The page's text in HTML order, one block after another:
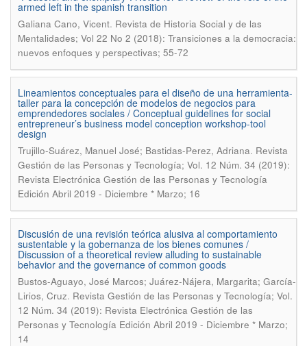
armed left in the spanish transition
Galiana Cano, Vicent. Revista de Historia Social y de las
Mentalidades; Vol 22 No 2 (2018): Transiciones a la democracia:
nuevos enfoques y perspectivas; 55-72
Lineamientos conceptuales para el diseño de una herramienta-
taller para la concepción de modelos de negocios para
emprendedores sociales / Conceptual guidelines for social
entrepreneur’s business model conception workshop-tool
design
Trujillo-Suárez, Manuel José; Bastidas-Perez, Adriana. Revista
Gestión de las Personas y Tecnología; Vol. 12 Núm. 34 (2019):
Revista Electrónica Gestión de las Personas y Tecnología
Edición Abril 2019 - Diciembre * Marzo; 16
Discusión de una revisión teórica alusiva al comportamiento
sustentable y la gobernanza de los bienes comunes /
Discussion of a theoretical review alluding to sustainable
behavior and the governance of common goods
Bustos-Aguayo, José Marcos; Juárez-Nájera, Margarita; García-
Lirios, Cruz. Revista Gestión de las Personas y Tecnología; Vol.
12 Núm. 34 (2019): Revista Electrónica Gestión de las
Personas y Tecnología Edición Abril 2019 - Diciembre * Marzo;
14